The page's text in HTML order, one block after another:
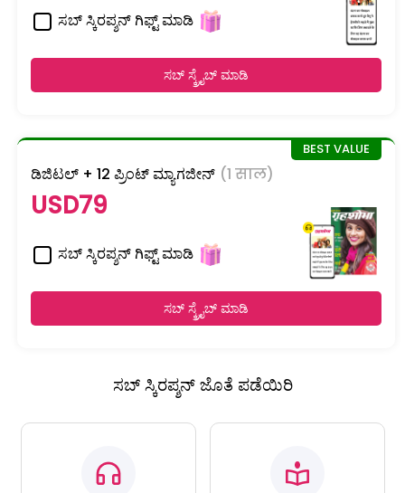
ಸಬ್ ಸ್ಕಿರಪ್ಶನ್ ಗಿಫ್ಟ್ ಮಾಡಿ
ಸಬ್ ಸ್ಕ್ರೈಬ್ ಮಾಡಿ
ಡಿಜಿಟಲ್ + 12 ಪ್ರಿಂಟ್ ಮ್ಯಾಗಜೀನ್ (1 साल)
USD79
ಸಬ್ ಸ್ಕಿರಪ್ಶನ್ ಗಿಫ್ಟ್ ಮಾಡಿ
ಸಬ್ ಸ್ಕ್ರೈಬ್ ಮಾಡಿ
ಸಬ್ ಸ್ಕಿರಪ್ಶನ್ ಜೊತೆ ಪಡೆಯಿರಿ